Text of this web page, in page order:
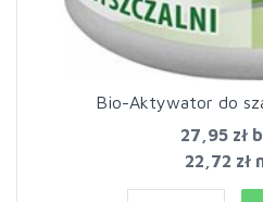
Bio-Aktywator do
27,95 zł
22,72 zł